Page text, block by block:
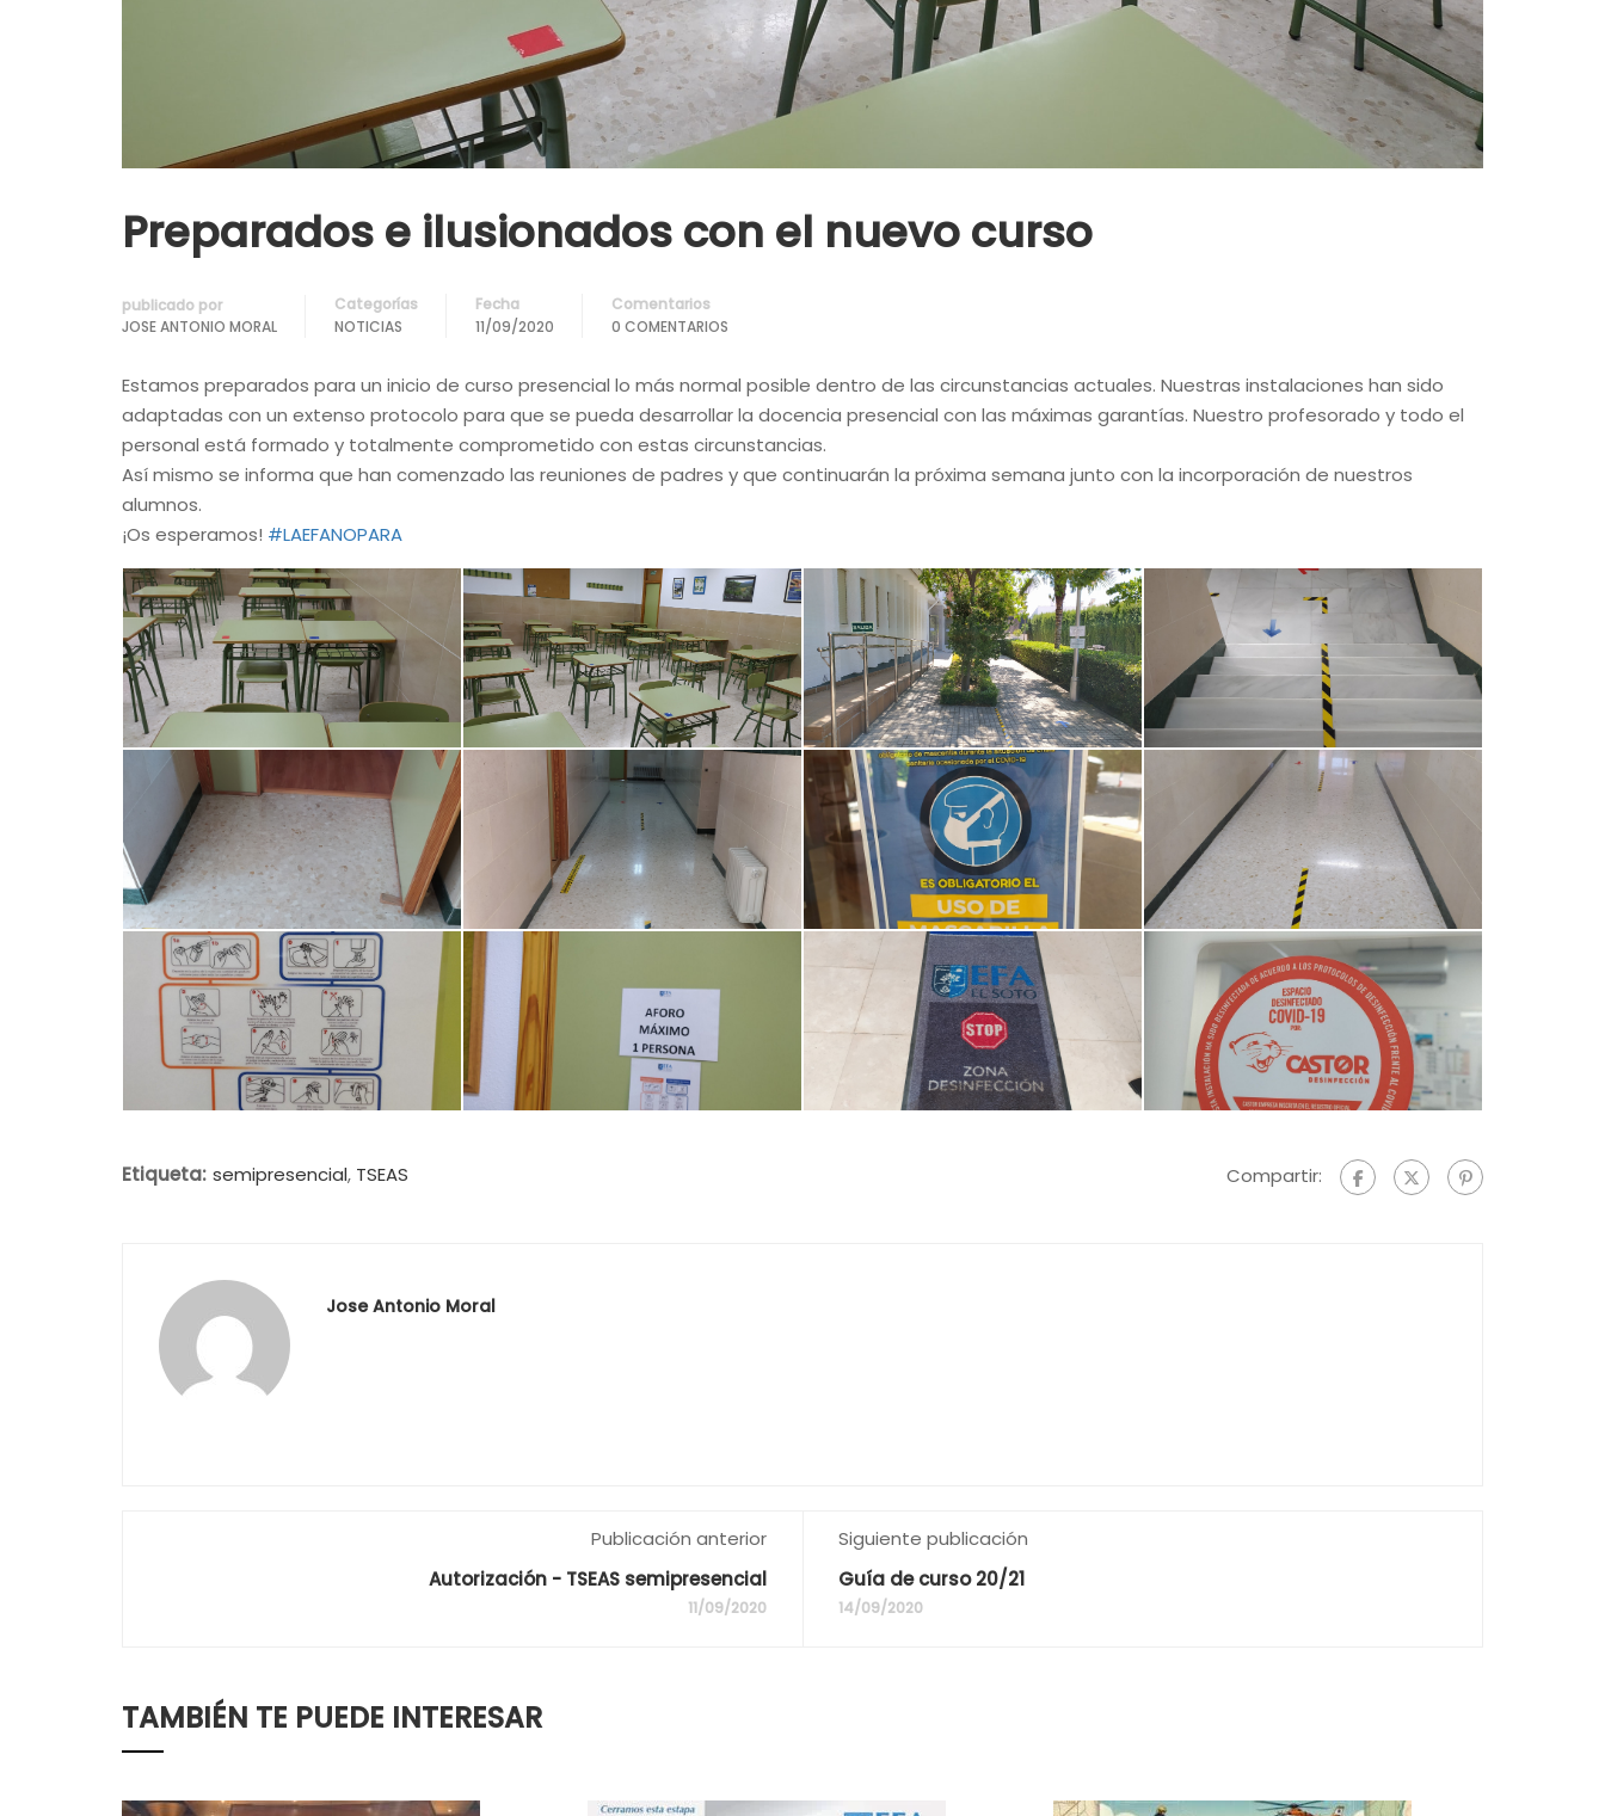
Preparados e ilusionados con el nuevo curso
publicado por
JOSE ANTONIO MORAL
Categorías
NOTICIAS
Fecha
11/09/2020
Comentarios
0 COMENTARIOS
Estamos preparados para un inicio de curso presencial lo más normal posible dentro de las circunstancias actuales. Nuestras instalaciones han sido
adaptadas con un extenso protocolo para que se pueda desarrollar la docencia presencial con las máximas garantías. Nuestro profesorado y todo el
personal está formado y totalmente comprometido con estas circunstancias.
Así mismo se informa que han comenzado las reuniones de padres y que continuarán la próxima semana junto con la incorporación de nuestros
alumnos.
¡Os esperamos! #LAEFANOPARA
Etiqueta: semipresencial, TSEAS Compartir:
Jose Antonio Moral
Publicación anterior
Autorización - TSEAS semipresencial
11/09/2020
Siguiente publicación
Guía de curso 20/21
14/09/2020
TAMBIÉN TE PUEDE INTERESAR